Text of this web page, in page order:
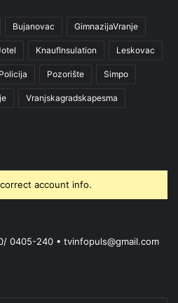
Bujanovac GimnazijaVranje
KnaufInsulation Leskovac
Policija Pozorište Simpo
Vranjskagradskapesma
account info.
0405-240 • tvinfopuls@gmail.com